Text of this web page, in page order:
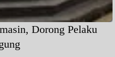
Dorong Pelaku